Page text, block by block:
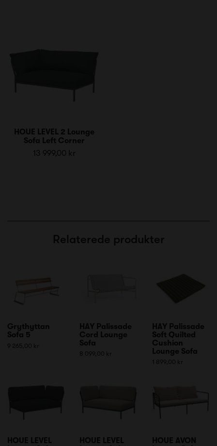
HOUE LEVEL 2 Lounge
Sofa Left Corner
13 999,00 kr
Relaterede produkter
Grythyttan
Sofa 5
9 265,00 kr
HAY Palissade
Cord Lounge
Sofa
8 099,00 kr
HAY Palissade
Soft Quilted
Cushion
Lounge Sofa
1 899,00 kr
HOUE LEVEL
HOUE LEVEL
HOUE AVON